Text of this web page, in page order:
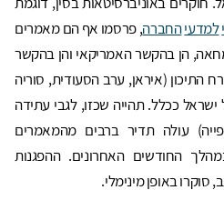
למדעיהחברה, פרסמו אף הם מאמרים
הן בהקשר האמריקאי והן בהקשר
התיכון (איראן, ערב הסעודית, סוריה
ככלל. תהייה שכזו, לגבי עתידה
עולה תדיר ברבים מהמאמרים
החודשים האחרונים. ההפגנות
באופן מינימלי.